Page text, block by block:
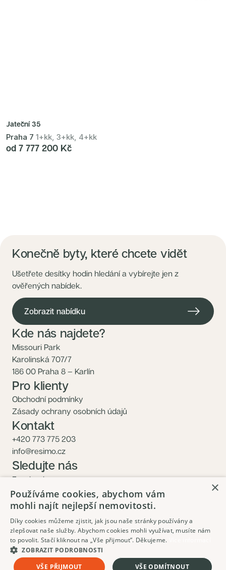
Objednat prohlídku
Jateční 35
Praha 7 1+kk, 3+kk, 4+kk
od 7 777 200 Kč
Konečně byty, které chcete vidět
Ušetřete desítky hodin hledání a vybírejte jen z
ověřených nabídek.
Zobrazit nabídku
Kde nás najdete?
Missouri Park
Karolinská 707/7
186 00 Praha 8 – Karlín
Pro klienty
Obchodní podmínky
Zásady ochrany osobních údajů
Kontakt
+420 773 775 203
info@resimo.cz
Sledujte nás
Facebook
Instagram
×
Používáme cookies, abychom vám
mohli najít nejlepší nemovitosti.
Díky cookies můžeme zjistit, jak jsou naše stránky používány a
zlepšovat naše služby. Abychom cookies mohli využívat, musíte nám
to povolit. Stačí kliknout na „Vše přijmout”. Děkujeme.
ZOBRAZIT PODROBNOSTI
VŠE PŘIJMOUT
VŠE ODMÍTNOUT